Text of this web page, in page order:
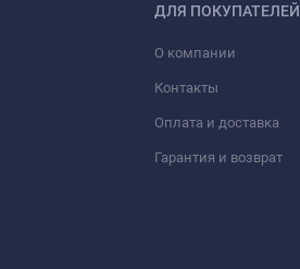
ДЛЯ ПОКУПАТЕЛЕЙ
О компании
Контакты
Оплата и доставка
Гарантия и возврат